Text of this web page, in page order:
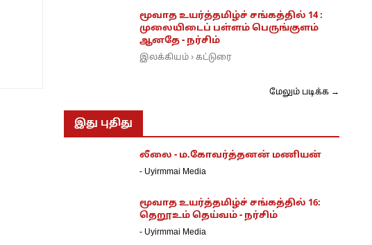
மூவாத உயர்த்தமிழ்ச் சங்கத்தில் 14 :
முலையிடைப் பள்ளம் பெருங்குளம்
ஆனதே - நர்சிம்
இலக்கியம் › கட்டுரை
மேலும் படிக்க →
இது புதிது
லீலை - ம.கோவர்த்தனன் மணியன்
- Uyirmmai Media
மூவாத உயர்த்தமிழ்ச் சங்கத்தில் 16:
தெறூஉம் தெய்வம் - நர்சிம்
- Uyirmmai Media